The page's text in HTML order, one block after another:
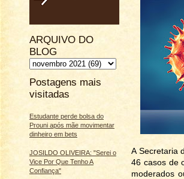
ARQUIVO DO
BLOG
Postagens mais
visitadas
Estudante perde bolsa do
Prouni após mãe movimentar
dinheiro em bets
JOSILDO OLIVEIRA: "Serei o
Vice Por Que Tenho A
Confiança"
A Secretaria
46 casos de
moderados